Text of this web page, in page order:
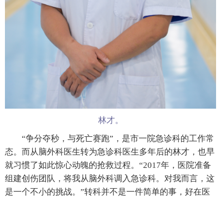
林才。
“争分夺秒，与死亡赛跑”，是市一院急诊科的工作常
态。而从脑外科医生转为急诊科医生多年后的林才，也早
就习惯了如此惊心动魄的抢救过程。“2017年，医院准备
组建创伤团队，将我从脑外科调入急诊科。对我而言，这
是一个不小的挑战。”转科并不是一件简单的事，好在医